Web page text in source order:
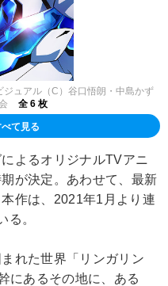
ュアル（C）谷口悟朗・中島かず
全 6 枚
て見る
よるオリジナルTVアニ
が決定。あわせて、最新
作は、2021年1月より連
る。
れた世界「リンガリン
にあるその地に、ある